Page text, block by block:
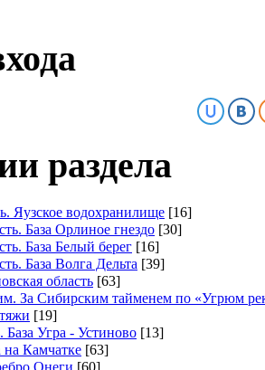
раздела
Яузское водохранилище [16]
База Орлиное гнездо [30]
База Белый берег [16]
База Волга Дельта [39]
область [63]
За Сибирским тайменем по «Угрюм
[19]
База Угра - Устиново [13]
на Камчатке [63]
Онеги [60]